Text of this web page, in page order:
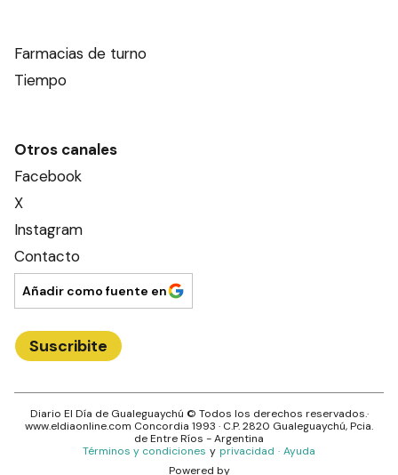
Farmacias de turno
Tiempo
Otros canales
Facebook
X
Instagram
Contacto
Añadir como fuente en
Suscribite
Diario El Día de Gualeguaychú © Todos los derechos reservados.·
www.eldiaonline.com Concordia 1993 · C.P.2820 Gualeguaychú, Pcia.
deEntre Ríos - Argentina
Términos y condiciones y privacidad · Ayuda
Powered by